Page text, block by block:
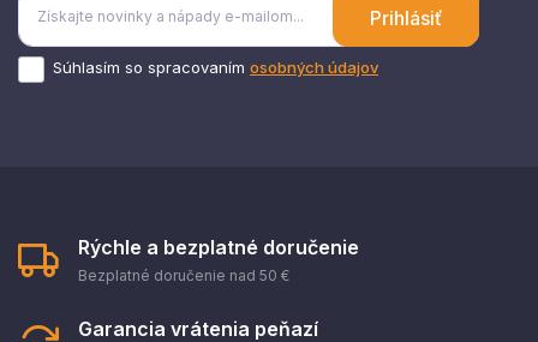
Súhlasím so spracovaním osobných údajov
Prihlásiť
Rýchle a bezplatné doručenie
Bezplatné doručenie nad 50 €
Garancia vrátenia peňazí